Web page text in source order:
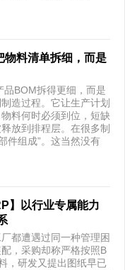
物料清单拆细，而是
BOM拆得更细，而是
造过程。它让生产计划
料何时必须到位，短缺
放到排程层。在很多制
件组成”。这当然没有
】以行业专属能力
都遭遇过同一种管理困
，采购却称严格按照B
，研发又提出图纸早已